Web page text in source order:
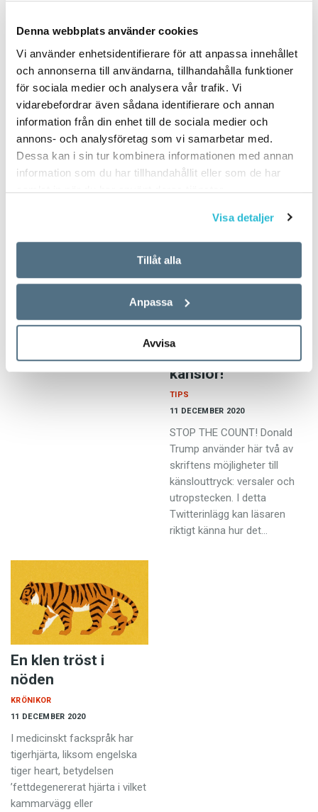
Denna webbplats använder cookies
Vi använder enhetsidentifierare för att anpassa innehållet
och annonserna till användarna, tillhandahålla funktioner
för sociala medier och analysera vår trafik. Vi
vidarebefordrar även sådana identifierare och annan
information från din enhet till de sociala medier och
annons- och analysföretag som vi samarbetar med.
Dessa kan i sin tur kombinera informationen med annan
information som du har tillhandahållit eller som de har
samlat in när du har använt deras tjänster.
Visa detaljer
Tillåt alla
Anpassa
Avvisa
av hjärnan än om vi skriver
forskare som…
år sedan de båda tyska
Wiedervereinigung,
’återförening’, är ett
omtvistat begrepp,…
elefantknep
11 DECEMBER 2020
När barnen var små brukade
jag leka leken ”tänk inte på en
rosa elefant!”. Meningen var
det var jättesvårt –…
känslor!
11 DECEMBER 2020
TIPS
STOP THE COUNT! Donald
Trump använder här två av
skriftens möjligheter till
känslouttryck: versaler och
utropstecken. I detta
Twitterinlägg kan läsaren
riktigt känna hur det…
En klen tröst i
nöden
11 DECEMBER 2020
KRÖNIKOR
I medicinskt fackspråk har
tigerhjärta, liksom engelska
tiger heart, betydelsen
’fettdegenererat hjärta i vilket
kammarvägg eller